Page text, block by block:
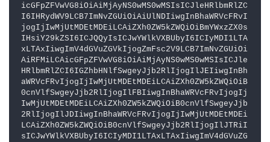
icGFpZFVwVG8iOiAiMjAyNS0wMS0wMSIsICJleHRlbmRlZC
I6IHRydWV9LCB7ImNvZGUiOiAiUlNDIiwgInBhaWRVcFRvI
jogIjIwMjUtMDEtMDEiLCAiZXh0ZW5kZWQiOiBmYWxzZX0s
IHsiY29kZSI6ICJQQyIsICJwYWlkVXBUbyI6ICIyMDI1LTA
xLTAxIiwgImV4dGVuZGVkIjogZmFsc2V9LCB7ImNvZGUiOi
AiRFMiLCAicGFpZFVwVG8iOiAiMjAyNS0wMS0wMSIsICJle
HRlbmRlZCI6IGZhbHNlfSwgeyJjb2RlIjogIlJEIiwgInBh
aWRVcFRvIjogIjIwMjUtMDEtMDEiLCAiZXh0ZW5kZWQiOiB
0cnVlfSwgeyJjb2RlIjogIlFBIiwgInBhaWRVcFRvIjogIj
IwMjUtMDEtMDEiLCAiZXh0ZW5kZWQiOiB0cnVlfSwgeyJjb
2RlIjogIlJDIiwgInBhaWRVcFRvIjogIjIwMjUtMDEtMDEi
LCAiZXh0ZW5kZWQiOiB0cnVlfSwgeyJjb2RlIjogIlJTRiI
sICJwYWlkVXBUbyI6ICIyMDI1LTAxLTAxIiwgImV4dGVuZG